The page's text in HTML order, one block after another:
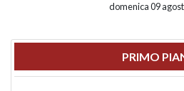
domenica 09
PRIMO